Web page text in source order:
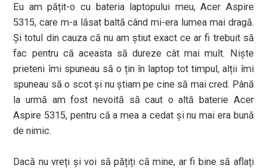
Eu am pățit-o cu bateria laptopului meu, Acer Aspire
5315, care m-a lăsat baltă când mi-era lumea mai dragă.
Și totul din cauza că nu am știut exact ce ar fi trebuit să
fac pentru că aceasta să dureze cât mai mult. Niște
prieteni îmi spuneau să o țin în laptop tot timpul, alții îmi
spuneau să o scot și nu știam pe cine să mai cred. Până
la urmă am fost nevoită să caut o altă baterie Acer
Aspire 5315, pentru că a mea a cedat și nu mai era bună
de nimic.
Dacă nu vreți și voi să pățiți că mine, ar fi bine să aflați